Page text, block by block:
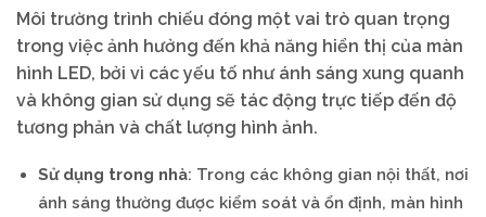
Môi trường trình chiếu đóng một vai trò quan trọng
trong việc ảnh hưởng đến khả năng hiển thị của màn
hình LED, bởi vì các yếu tố như ánh sáng xung quanh
và không gian sử dụng sẽ tác động trực tiếp đến độ
tương phản và chất lượng hình ảnh.
Sử dụng trong nhà: Trong các không gian nội thất, nơi
ánh sáng thường được kiểm soát và ổn định, màn hình